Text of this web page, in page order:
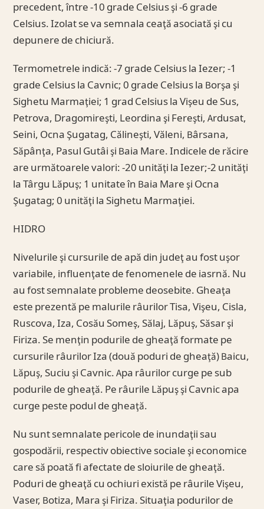
precedent, între -10 grade Celsius şi -6 grade
Celsius. Izolat se va semnala ceaţă asociată şi cu
depunere de chiciură.
Termometrele indică: -7 grade Celsius la Iezer; -1
grade Celsius la Cavnic; 0 grade Celsius la Borşa şi
Sighetu Marmaţiei; 1 grad Celsius la Vişeu de Sus,
Petrova, Dragomireşti, Leordina şi Fereşti, Ardusat,
Seini, Ocna Şugatag, Călineşti, Văleni, Bârsana,
Săpânţa, Pasul Gutâi şi Baia Mare. Indicele de răcire
are următoarele valori: -20 unităţi la Iezer;-2 unităţi
la Târgu Lăpuş; 1 unitate în Baia Mare şi Ocna
Şugatag; 0 unităţi la Sighetu Marmaţiei.
HIDRO
Nivelurile şi cursurile de apă din judeţ au fost uşor
variabile, influenţate de fenomenele de iasrnă. Nu
au fost semnalate probleme deosebite. Gheaţa
este prezentă pe malurile râurilor Tisa, Vişeu, Cisla,
Ruscova, Iza, Cosău Someş, Sălaj, Lăpuş, Săsar şi
Firiza. Se menţin podurile de gheaţă formate pe
cursurile râurilor Iza (două poduri de gheaţă) Baicu,
Lăpuş, Suciu şi Cavnic. Apa râurilor curge pe sub
podurile de gheaţă. Pe râurile Lăpuş şi Cavnic apa
curge peste podul de gheaţă.
Nu sunt semnalate pericole de inundaţii sau
gospodării, respectiv obiective sociale şi economice
care să poată fi afectate de sloiurile de gheaţă.
Poduri de gheaţă cu ochiuri există pe râurile Vişeu,
Vaser, Botiza, Mara şi Firiza. Situaţia podurilor de